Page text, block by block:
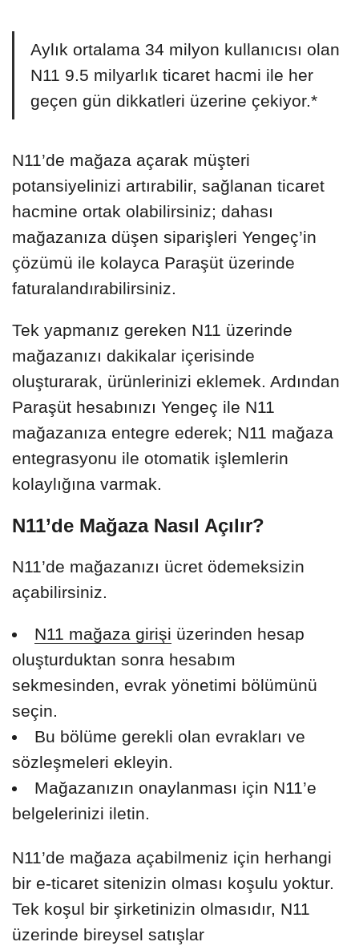
Aylık ortalama 34 milyon kullanıcısı olan
N11 9.5 milyarlık ticaret hacmi ile her
geçen gün dikkatleri üzerine çekiyor.*
N11’de mağaza açarak müşteri
potansiyelinizi artırabilir, sağlanan ticaret
hacmine ortak olabilirsiniz; dahası
mağazanıza düşen siparişleri Yengeç’in
çözümü ile kolayca Paraşüt üzerinde
faturalandırabilirsiniz.
Tek yapmanız gereken N11 üzerinde
mağazanızı dakikalar içerisinde
oluşturarak, ürünlerinizi eklemek. Ardından
Paraşüt hesabınızı Yengeç ile N11
mağazanıza entegre ederek; N11 mağaza
entegrasyonu ile otomatik işlemlerin
kolaylığına varmak.
N11’de Mağaza Nasıl Açılır?
N11’de mağazanızı ücret ödemeksizin
açabilirsiniz.
N11 mağaza girişi üzerinden hesap
oluşturduktan sonra hesabım
sekmesinden, evrak yönetimi bölümünü
seçin.
Bu bölüme gerekli olan evrakları ve
sözleşmeleri ekleyin.
Mağazanızın onaylanması için N11’e
belgelerinizi iletin.
N11’de mağaza açabilmeniz için herhangi
bir e-ticaret sitenizin olması koşulu yoktur.
Tek koşul bir şirketinizin olmasıdır, N11
üzerinde bireysel satışlar